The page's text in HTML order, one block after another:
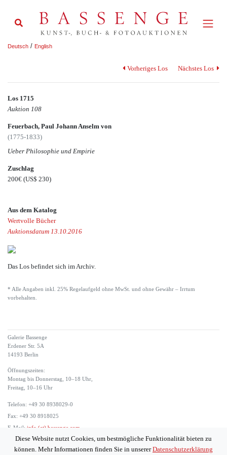
Deutsch / English
Vorheriges Los Nächstes Los
Los 1715
Auktion 108
Feuerbach, Paul Johann Anselm von
(1775-1833)
Ueber Philosophie und Empirie
Zuschlag
200€ (US$ 230)
Aus dem Katalog
Wertvolle Bücher
Auktionsdatum 13.10.2016
Das Los befindet sich im Archiv.
* Alle Angaben inkl. 25% Regelaufgeld ohne MwSt. und ohne Gewähr – Irrtum
vorbehalten.
Galerie Bassenge
Erdener Str. 5A
14193 Berlin
Öffnungszeiten:
Montag bis Donnerstag, 10–18 Uhr,
Freitag, 10–16 Uhr
Telefon: +49 30 8938029-0
Fax: +49 30 8918025
E-Mail: info (at) bassenge.com
Diese Website nutzt Cookies, um bestmögliche Funktionalität bieten zu
können. Mehr Informationen finden Sie in unsererDatenschutzerklärung